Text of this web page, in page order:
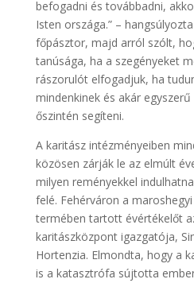
befogadni és továbbadni,
Isten országa.” –
főpásztor, majd arról szólt,
tanúsága, ha a szegényeket
rászorulót elfogadjuk, ha
mindenkinek és akár
őszintén segíteni.
A karitász intézményeiben
közösen zárják le az elmúlt
milyen reményekkel
felé. Fehérváron a
termében tartott évértékelőt
karitászközpont igazgatója,
Hortenzia. Elmondta, hogy a
is a katasztrófa sújtotta